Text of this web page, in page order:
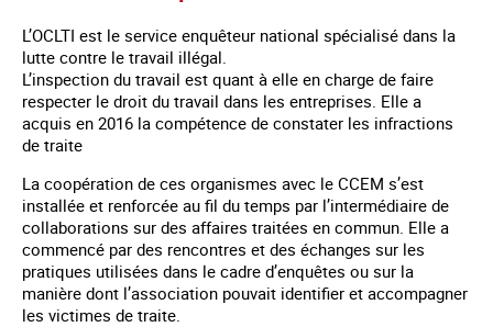
L’OCLTI est le service enquêteur national spécialisé dans la
lutte contre le travail illégal.
L’inspection du travail est quant à elle en charge de faire
respecter le droit du travail dans les entreprises. Elle a
acquis en 2016 la compétence de constater les infractions
de traite
La coopération de ces organismes avec le CCEM s’est
installée et renforcée au fil du temps par l’intermédiaire de
collaborations sur des affaires traitées en commun. Elle a
commencé par des rencontres et des échanges sur les
pratiques utilisées dans le cadre d’enquêtes ou sur la
manière dont l’association pouvait identifier et accompagner
les victimes de traite.